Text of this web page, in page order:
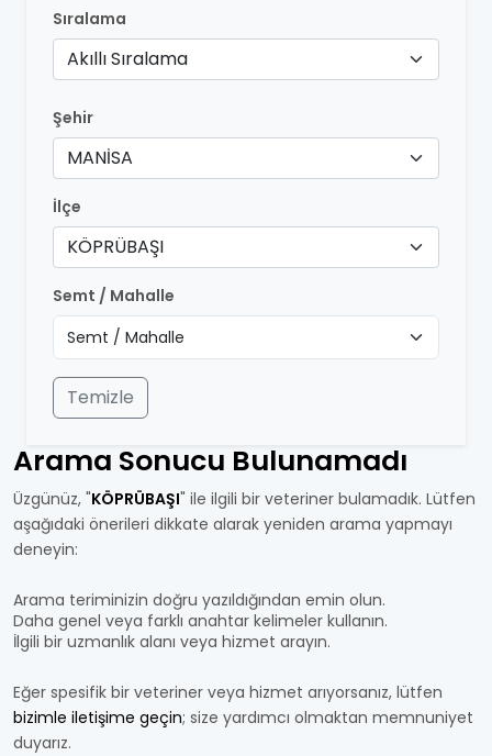
Sıralama
Akıllı Sıralama
Şehir
MANİSA
İlçe
KÖPRÜBAŞI
Semt / Mahalle
Temizle
Arama Sonucu Bulunamadı
Üzgünüz, "KÖPRÜBAŞI" ile ilgili bir veteriner bulamadık. Lütfen
aşağıdaki önerileri dikkate alarak yeniden arama yapmayı
deneyin:
Arama teriminizin doğru yazıldığından emin olun.
Daha genel veya farklı anahtar kelimeler kullanın.
İlgili bir uzmanlık alanı veya hizmet arayın.
Eğer spesifik bir veteriner veya hizmet arıyorsanız, lütfen
bizimle iletişime geçin; size yardımcı olmaktan memnuniyet
duyarız.